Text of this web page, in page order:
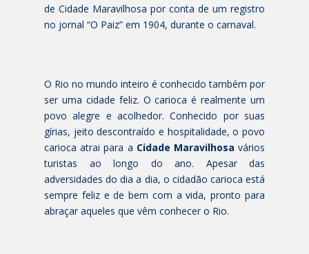
de Cidade Maravilhosa por conta de um registro
no jornal “O Paiz” em 1904, durante o carnaval.
O Rio no mundo inteiro é conhecido também por
ser uma cidade feliz. O carioca é realmente um
povo alegre e acolhedor. Conhecido por suas
gírias, jeito descontraído e hospitalidade, o povo
carioca atrai para a Cidade Maravilhosa vários
turistas ao longo do ano. Apesar das
adversidades do dia a dia, o cidadão carioca está
sempre feliz e de bem com a vida, pronto para
abraçar aqueles que vêm conhecer o Rio.